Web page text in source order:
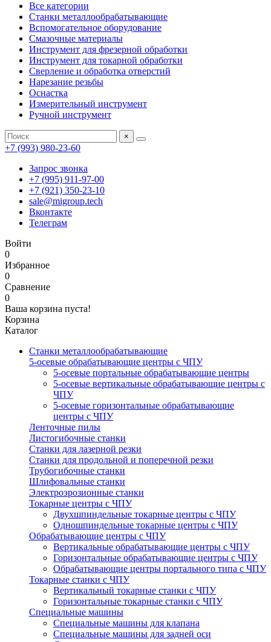
Все категории
Станки металлообрабатывающие
Вспомогательное оборудование
Смазочные материалы
Инструмент для фрезерной обработки
Инструмент для токарной обработки
Сверление и обработка отверстий
Нарезание резьбы
Оснастка
Измерительный инструмент
Ручной инструмент
×
+7 (993) 980-23-60
Запрос звонка
+7 (995) 911-97-00
+7 (921) 350-23-10
sale@migroup.tech
Вконтакте
Телеграм
Войти
0
Избранное
0
Сравнение
0
Ваша корзина пуста!
Корзина
Каталог
Станки металлообрабатывающие
5-осевые обрабатывающие центры с ЧПУ
5-осевые портальные обрабатывающие центры
5-осевые вертикальные обрабатывающие центры с
ЧПУ
5-осевые горизонтальные обрабатывающие
центры с ЧПУ
Ленточные пилы
Листогибочные станки
Станки для лазерной резки
Станки для продольной и поперечной резки
Трубогибочные станки
Шлифовальные станки
Электроэрозионные станки
Токарные центры с ЧПУ
Двухшпиндельные токарные центры с ЧПУ
Одношпиндельные токарные центры с ЧПУ
Обрабатывающие центры с ЧПУ
Вертикальные обрабатывающие центры с ЧПУ
Горизонтальные обрабатывающие центры с ЧПУ
Обрабатывающие центры портального типа с ЧПУ
Токарные станки с ЧПУ
Вертикальный токарные станки с ЧПУ
Горизонтальные токарные станки с ЧПУ
Специальные машины
Специальные машины для клапана
Специальные машины для задней оси